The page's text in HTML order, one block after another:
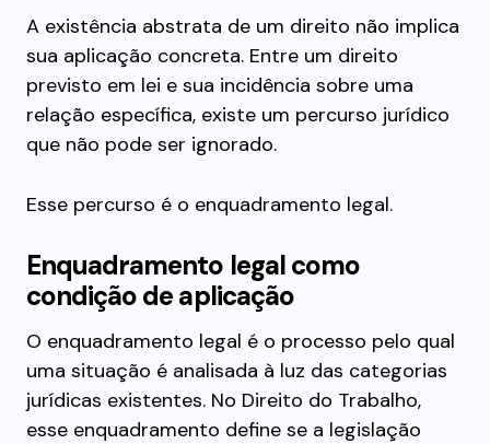
A existência abstrata de um direito não implica
sua aplicação concreta. Entre um direito
previsto em lei e sua incidência sobre uma
relação específica, existe um percurso jurídico
que não pode ser ignorado.
Esse percurso é o enquadramento legal.
Enquadramento legal como
condição de aplicação
O enquadramento legal é o processo pelo qual
uma situação é analisada à luz das categorias
jurídicas existentes. No Direito do Trabalho,
esse enquadramento define se a legislação